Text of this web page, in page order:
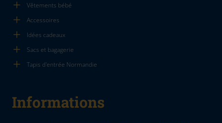
Vêtements bébé
Accessoires
Idées cadeaux
Sacs et bagagerie
Tapis d'entrée Normandie
Informations